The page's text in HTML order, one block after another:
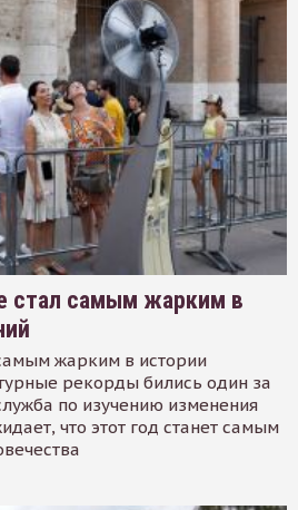
стал самым жарким в
жарким в истории
рекорды бились один за
по изучению изменения
что этот год станет самым